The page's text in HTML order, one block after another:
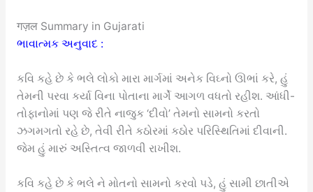
गज़ल Summary in Gujarati
ભાવાત્મક અનુવાદ :
કવિ કહે છે કે ભલે લોકો મારા માર્ગમાં અનેક વિઘ્નો ઊભાં કરે, હું
તેમની પરવા કર્યા વિના પોતાના માર્ગે આગળ વધતો રહીશ. આંધી-
તોફાનોમાં પણ જે રીતે નાજુક ‘દીવો’ તેમનો સામનો કરતો
ઝગમગતો રહે છે, તેવી રીતે કઠોરમાં કઠોર પરિસ્થિતિમાં દીવાની.
જેમ હું મારું અસ્તિત્વ જાળવી રાખીશ.
કવિ કહે છે કે ભલે ને મોતનો સામનો કરવો પડે, હું સામી છાતીએ